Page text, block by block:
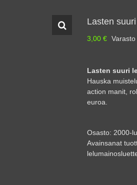
Lasten
3,00 €
Lasten suuri
Hauska
action manit,
euroa.
Osasto: 2000-
Avainsanat